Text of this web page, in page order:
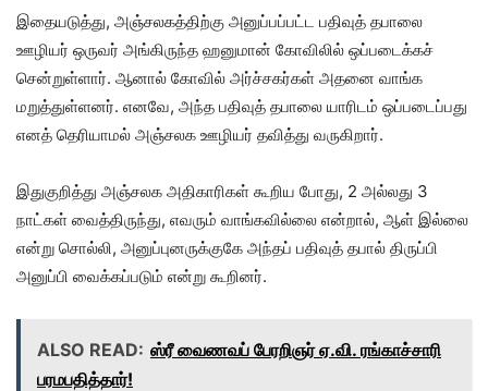
இதையடுத்து, அஞ்சலகத்திற்கு அனுப்பப்பட்ட பதிவுத் தபாலை
ஊழியர் ஒருவர் அங்கிருந்த ஹனுமான் கோவிலில் ஒப்படைக்கச்
சென்றுள்ளார். ஆனால் கோவில் அர்ச்சகர்கள் அதனை வாங்க
மறுத்துள்ளனர். எனவே, அந்த பதிவுத் தபாலை யாரிடம் ஒப்படைப்பது
எனத் தெரியாமல் அஞ்சலக ஊழியர் தவித்து வருகிறார்.
இதுகுறித்து அஞ்சலக அதிகாரிகள் கூறிய போது, 2 அல்லது 3
நாட்கள் வைத்திருந்து, எவரும் வாங்கவில்லை என்றால், ஆள் இல்லை
என்று சொல்லி, அனுப்புனருக்குகே அந்தப் பதிவுத் தபால் திருப்பி
அனுப்பி வைக்கப்படும் என்று கூறினர்.
ALSO READ: ஸ்ரீ வைணவப் பேரறிஞர் ஏ.வி. ரங்காச்சாரி
பரமபதித்தார்!